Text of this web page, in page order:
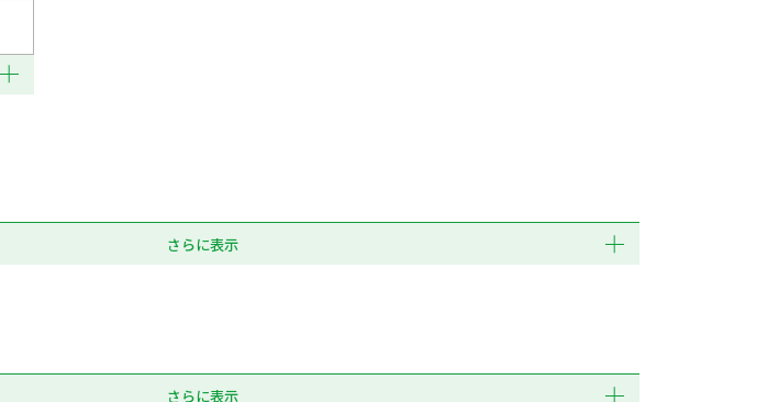
さらに表示
さらに表示